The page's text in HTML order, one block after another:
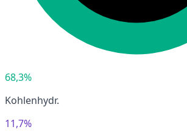
68,3%
Kohlenhydr.
11,7%